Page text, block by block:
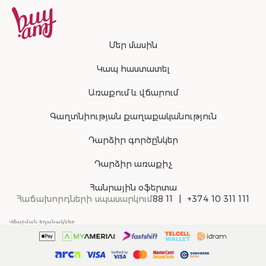
Մեր մասին
Կապ հաստատել
Առաքում և վճարում
Գաղտնիության քաղաքականություն
Դարձիր գործընկեր
Դարձիր առաքիչ
Հանրային օֆերտա
Հաճախորդների սպասարկում88 11 +374 10 311 111
Վճարման եղանակներ